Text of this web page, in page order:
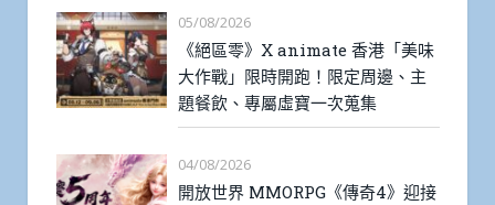
05/08/2026
《絕區零》X animate 香港「美味
大作戰」限時開跑！限定周邊、主
題餐飲、專屬虛寶一次蒐集
04/08/2026
開放世界 MMORPG《傳奇4》迎接